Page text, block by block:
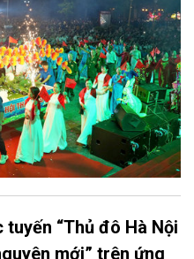
“Thủ đô Hà Nội
mới” trên ứng